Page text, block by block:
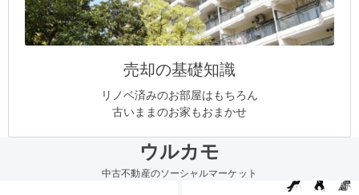
売却の基礎知識
リノベ済みのお部屋はもちろん
古いままのお家もおまかせ
ウルカモ
中古不動産のソーシャルマーケット